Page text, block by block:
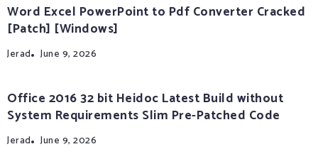
Word Excel PowerPoint to Pdf Converter Cracked
[Patch] [Windows]
Jerad June 9, 2026
Office 2016 32 bit Heidoc Latest Build without
System Requirements Slim Pre-Patched Code
Jerad June 9, 2026